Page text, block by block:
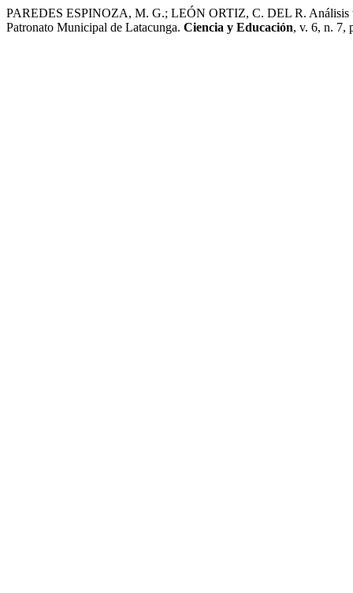
PAREDES ESPINOZA, M. G.; LEÓN ORTIZ, C. DEL R. Análisis
Patronato Municipal de Latacunga. Ciencia y Educación, v. 6, n. 7,